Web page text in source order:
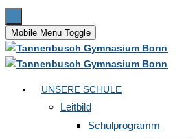
Mobile Menu Toggle
UNSERE SCHULE
Leitbild
Schulprogramm